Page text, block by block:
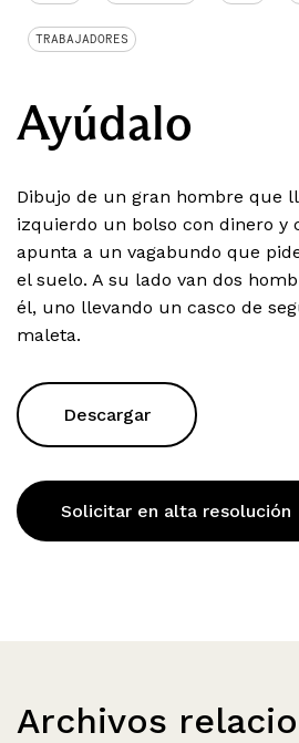
TRABAJADORES
Ayúdalo
Dibujo de un gran hombre que
izquierdo un bolso con dinero y
apunta a un vagabundo que
el suelo. A su lado van dos
él, uno llevando un casco de
maleta.
Descargar
Solicitar en alta resolución
Archivos